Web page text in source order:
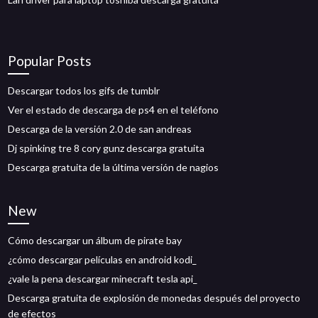
Popular Posts
Descargar todos los gifs de tumblr
Ver el estado de descarga de ps4 en el teléfono
Descarga de la versión 2.0 de san andreas
Dj spinking tre 8 cory gunz descarga gratuita
Descarga gratuita de la última versión de nagios
New
Cómo descargar un álbum de pirate bay
¿cómo descargar películas en android kodi_
¿vale la pena descargar minecraft tesla api_
Descarga gratuita de explosión de monedas después del proyecto
de efectos